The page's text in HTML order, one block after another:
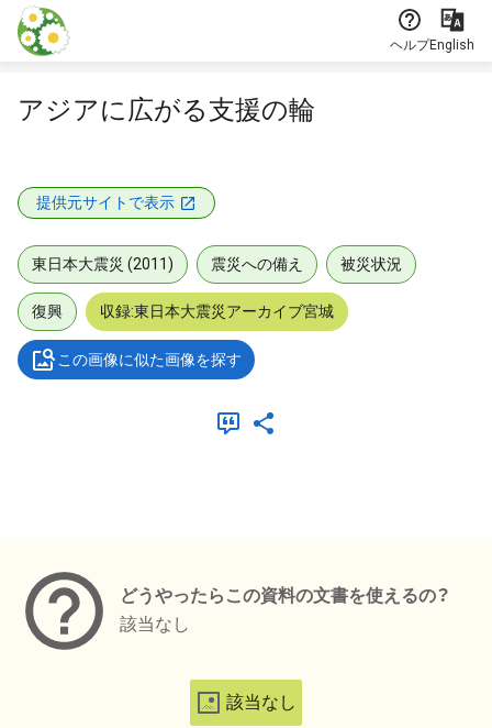
本文に飛ぶ
ヘルプEnglish
アジアに広がる支援の輪
提供元サイトで表示
東日本大震災 (2011) 震災への備え 被災状況
復興 収録:東日本大震災アーカイブ宮城
この画像に似た画像を探す
どうやったらこの資料の文書を使えるの？
該当なし
該当なし